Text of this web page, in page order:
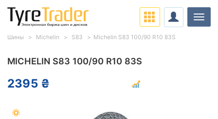
MICHELIN S83 100/90 R10 83S
2395 ₴
Шины Michelin S83 Michelin S83 100/90 R10 83S